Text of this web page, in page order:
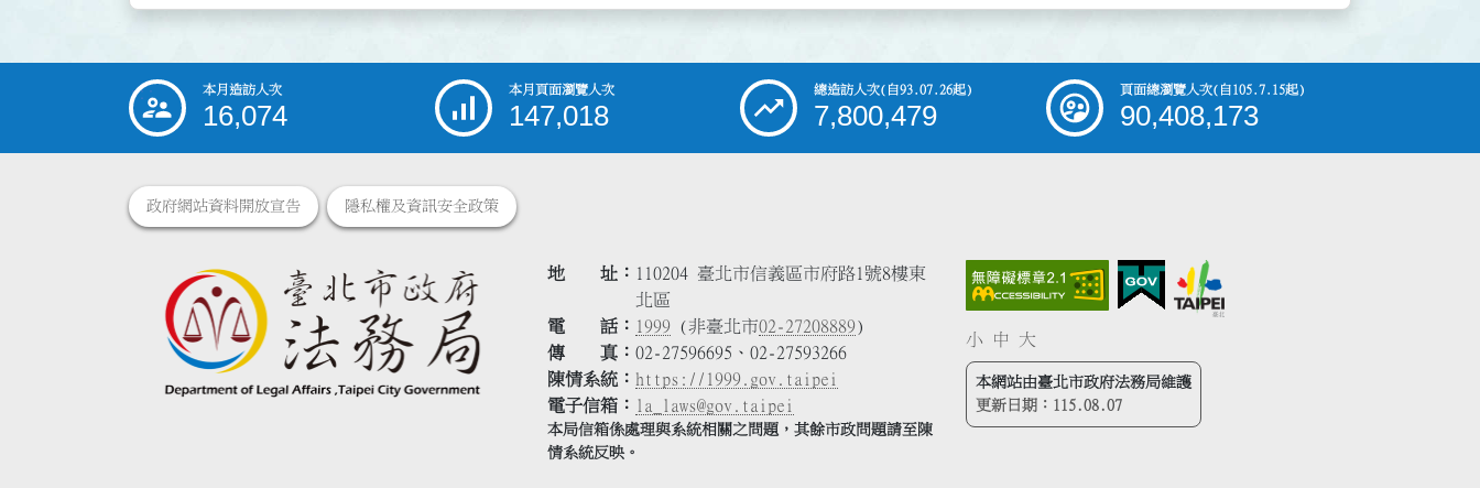
::: 本月造訪人次
16,074
本月頁面瀏覽人次
147,018
總造訪人次(自93.07.26起)
7,800,479
頁面總瀏覽人次(自105.7.15起)
90,408,173
政府網站資料開放宣告 隱私權及資訊安全政策
地 址
110204 臺北市信義區市府路1號8樓東
北區
電 話
1999 (非臺北市02-27208889)
傳 真
02-27596695、02-27593266
陳情系統
https://1999.gov.taipei
電子信箱
la_laws@gov.taipei
本局信箱係處理與系統相關之問題，其餘市政問題請至陳
情系統反映。
小 中 大
本網站由臺北市政府法務局維護
更新日期： 115.08.07